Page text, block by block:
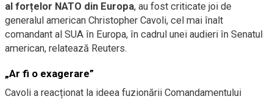
al forțelor NATO din Europa, au fost criticate joi de
generalul american Christopher Cavoli, cel mai înalt
comandant al SUA în Europa, în cadrul unei audieri în Senatul
american, relatează Reuters.
„Ar fi o exagerare”
Cavoli a reacționat la ideea fuzionării Comandamentului